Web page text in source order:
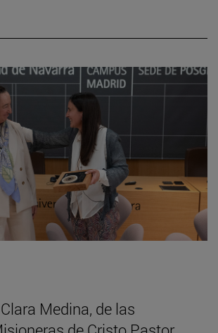
Medina, de las